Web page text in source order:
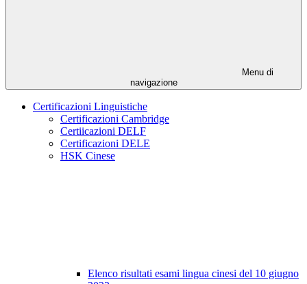
Menu di
navigazione
Certificazioni Linguistiche
Certificazioni Cambridge
Certiicazioni DELF
Certificazioni DELE
HSK Cinese
Elenco risultati esami lingua cinesi del 10 giugno